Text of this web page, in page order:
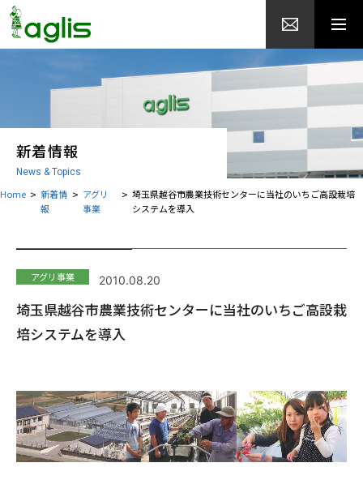
新着情報
News & Topics
Home
新着情
報
アグリ
事業
埼玉県越谷市農業技術センターに当社のいちご高設栽培
システムを導入
アグリ事業 2010.08.20
埼玉県越谷市農業技術センターに当社のいちご高設栽
培システムを導入